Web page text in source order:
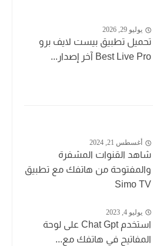
يوليو 29, 2026
تحميل تطبيق بيست لايف برو
Best Live Pro آخر إصدار...
أغسطس 21, 2024
شاهد القنوات المشفرة
والمفتوحة من هاتفك مع تطبيق
Simo TV
يوليو 4, 2023
استخدم Chat Gpt على لوحة
المفاتيح في هاتفك مع...